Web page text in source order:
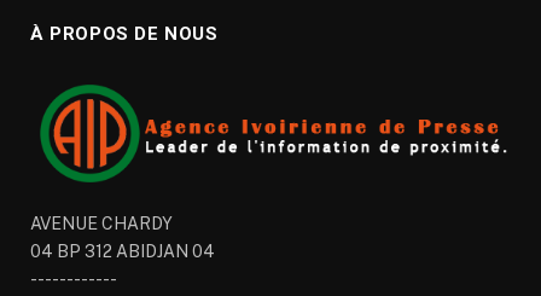
À PROPOS DE NOUS
AVENUE CHARDY
04 BP 312 ABIDJAN 04
------------